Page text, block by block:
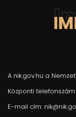
A nik.gov.hu a
Központi
E-mail cím: